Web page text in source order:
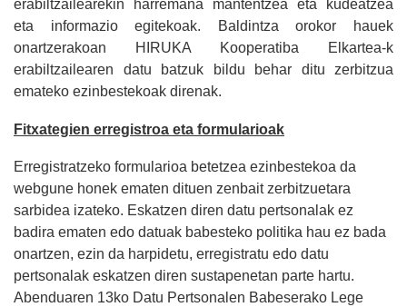
erabiltzailearekin harremana mantentzea eta kudeatzea
eta informazio egitekoak. Baldintza orokor hauek
onartzerakoan HIRUKA Kooperatiba Elkartea-k
erabiltzailearen datu batzuk bildu behar ditu zerbitzua
emateko ezinbestekoak direnak.
Fitxategien erregistroa eta formularioak
Erregistratzeko formularioa betetzea ezinbestekoa da
webgune honek ematen dituen zenbait zerbitzuetara
sarbidea izateko. Eskatzen diren datu pertsonalak ez
badira ematen edo datuak babesteko politika hau ez bada
onartzen, ezin da harpidetu, erregistratu edo datu
pertsonalak eskatzen diren sustapenetan parte hartu.
Abenduaren 13ko Datu Pertsonalen Babeserako Lege